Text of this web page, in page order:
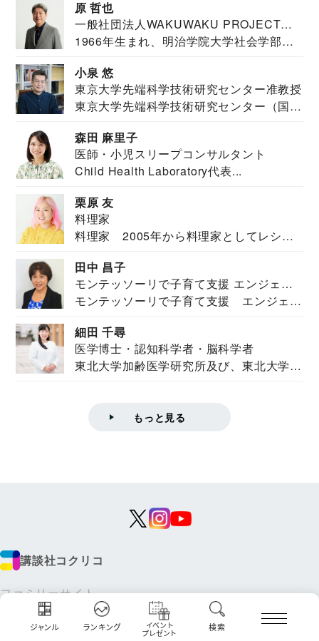
ジャンル ランキング イベント
プレゼント
検索
原 哲也
一般社団法人WAKUWAKU PROJECT
JAPAN代表・言語聴覚士・社会福祉士
1966年生まれ、明治学院大学社会学部福
小泉 悠
東京大学先端科学技術研究センター准教授
東京大学先端科学技術研究センター（国際
森田 麻里子
医師・小児スリープコンサルタント
Child Health Laboratory代表...
栗原 友
料理家
料理家 2005年から料理家としてレシピ
田中 昌子
モンテッソーリで子育て支援 エンジェル
ズハウス研究所所長
モンテッソーリで子育て支援 エンジェル
細田 千尋
医学博士・認知科学者・脳科学者
東北大学加齢医学研究所及び、東北大学大
もっと見る
講談社コクリコ
ファミリーサイト
コクリコ
動く図鑑MOVE